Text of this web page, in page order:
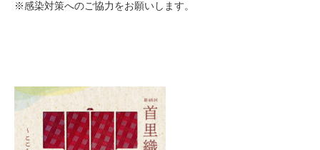
※感染対策へのご協力をお願いします。